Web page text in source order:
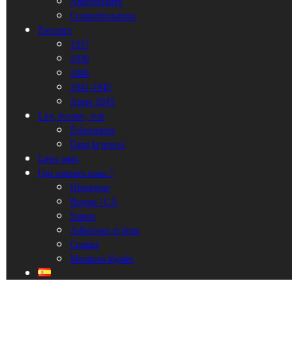
Commémorations
Parcours
1937
1939
1940
1941-1945
Après 1945
Lire, écouter, voir
Évènements
Dans la presse
Liens amis
Qui sommes nous ?
Historique
Bureau / CA
Statuts
Adhésions et dons
Contact
Mentions légales